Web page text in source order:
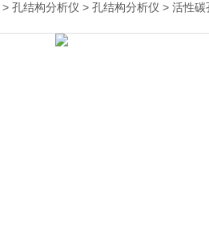
> 孔结构分析仪 > 孔结构分析仪 > 活性碳